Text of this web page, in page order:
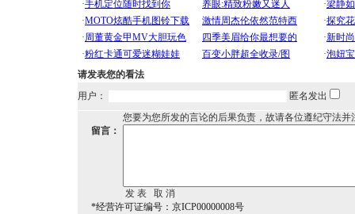
请发表您的看法
用户：
匿名发出
您要为您所发的言论的后果负责，故请各位遵纪守法并
留言：
*经营许可证编号：京ICP00000008号